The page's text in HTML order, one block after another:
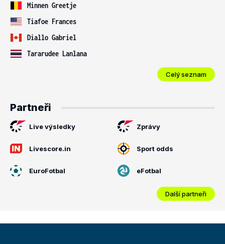
Minnen Greetje
Tiafoe Frances
Diallo Gabriel
Tararudee Lanlana
Celý seznam
Partneři
Live výsledky Zprávy
Livescore.in Sport odds
EuroFotbal eFotbal
Další partneři